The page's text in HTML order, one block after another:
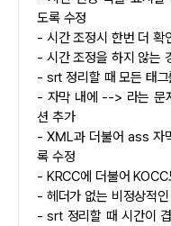
도록 수정
- 시간 조정시 한번 더
- 시간 조정을 하지 않는
- srt 정리할 때 모든 태
- 자막 내에 --> 라는 문자가 있으면 화살표(→)로 변경하는 옵
션 추가
- XML과 더불어 ass 자막도 함께 일괄적으로 시간을 변경하도
록 수정
- KRCC에 더불어
- 헤더가 없는 비정상적
- srt 정리할 때 시간이 겹치는 자막이 있으면 각 시간 단위별로